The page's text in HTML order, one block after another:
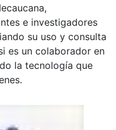
e investigadores
su uso y consulta
es un colaborador en
la tecnología que